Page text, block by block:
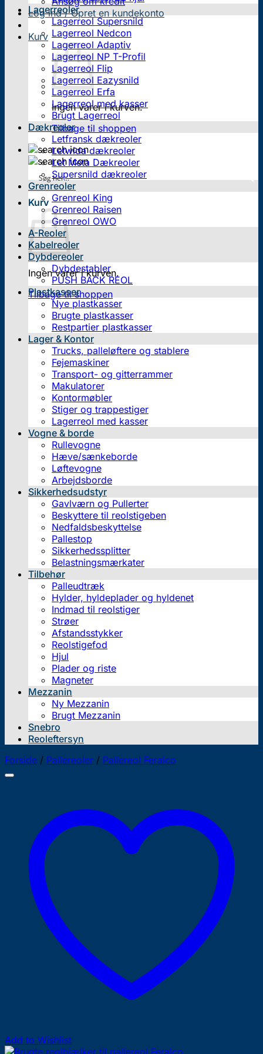
Log ind / Opret en kundekonto
Kurv
Ingen varer i kurven.
Tilbage til shoppen
Kurv
Ingen varer i kurven.
Tilbage til shoppen
Lagerreoler
Lagerreol Supersnild
Lagerreol Nedcon
Lagerreol Adaptiv
Lagerreol NP T-Profil
Lagerreol Flip
Lagerreol Eazysnild
Lagerreol Erfa
Lagerreol med kasser
Brugt Lagerreol
Dækreoler
Letfransk dækreoler
Letwida dækreoler
Let Meta Dækreoler
Supersnild dækreoler
Grenreoler
Grenreol King
Grenreol Raisen
Grenreol OWO
A-Reoler
Kabelreoler
Dybdereoler
Dybdestabler
PUSH BACK REOL
Plastkasser
Nye plastkasser
Brugte plastkasser
Restpartier plastkasser
Lager & Kontor
Trucks, palleløftere og stablere
Fejemaskiner
Transport- og gitterrammer
Makulatorer
Kontormøbler
Stiger og trappestiger
Lagerreol med kasser
Vogne & borde
Rullevogne
Hæve/sænkeborde
Løftevogne
Arbejdsborde
Sikkerhedsudstyr
Gavlværn og Pullerter
Beskyttere til reolstigeben
Nedfaldsbeskyttelse
Pallestop
Sikkerhedssplitter
Belastningsmærkater
Tilbehør
Palleudtræk
Hylder, hyldeplader og hyldenet
Indmad til reolstiger
Strøer
Afstandsstykker
Reolstigefod
Hjul
Plader og riste
Magneter
Mezzanin
Ny Mezzanin
Brugt Mezzanin
Snebro
Reoleftersyn
Forside / Pallereoler / Pallereol Feralco
Add to Wishlist